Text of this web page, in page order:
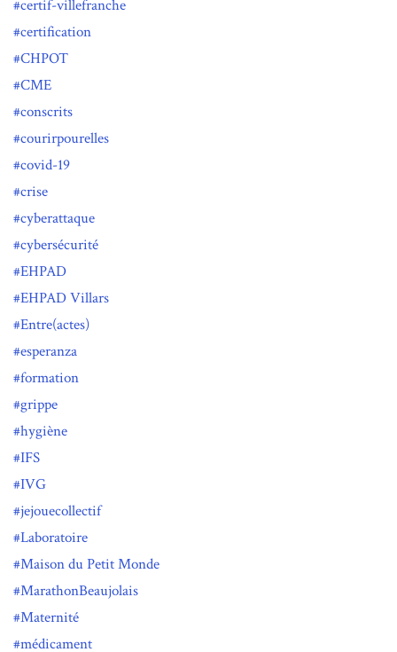
certif-villefranche
certification
CHPOT
CME
conscrits
courirpourelles
covid-19
crise
cyberattaque
cybersécurité
EHPAD
EHPAD Villars
Entre(actes)
esperanza
formation
grippe
hygiène
IFS
IVG
jejouecollectif
Laboratoire
Maison du Petit Monde
MarathonBeaujolais
Maternité
médicament